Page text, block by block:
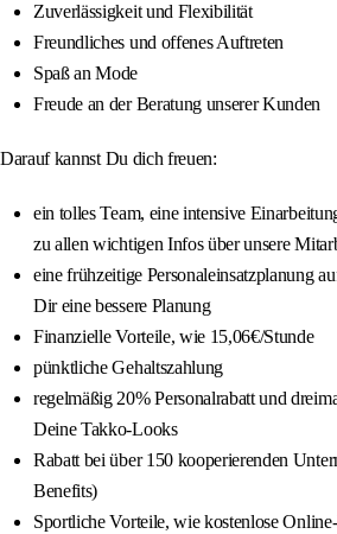
Zuverlässigkeit und Flexibilität
Freundliches und offenes Auftreten
Spaß an Mode
Freude an der Beratung unserer Kunden
Darauf kannst Du dich freuen:
ein tolles Team, eine intensive
zu allen wichtigen Infos über unsere
eine frühzeitige Personaleinsatzplanung
Dir eine bessere Planung
Finanzielle Vorteile, wie 15,06€/Stunde
pünktliche Gehaltszahlung
regelmäßig 20% Personalrabatt und
Deine Takko-Looks
Rabatt bei über 150 kooperierenden
Benefits)
Sportliche Vorteile, wie kostenlose